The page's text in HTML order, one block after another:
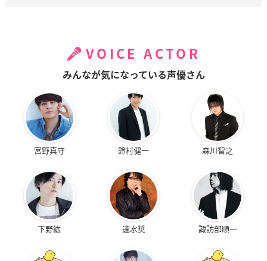
VOICE ACTOR
みんなが気になっている声優さん
宮野真守 鈴村健一 森川智之
下野紘 速水奨 諏訪部順一